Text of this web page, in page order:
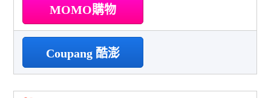
MOMO購物
Coupang 酷澎